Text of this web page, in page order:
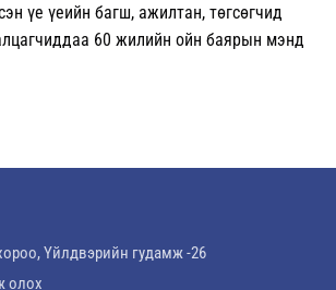
үе үеийн багш, ажилтан, төгсөгчид
60 жилийн ойн баярын мэнд
Үйлдвэрийн гудамж -26
олох